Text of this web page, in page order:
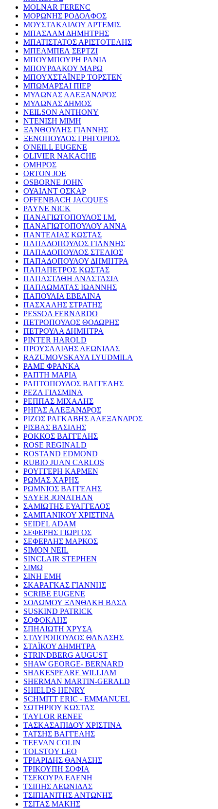
MOLNAR FERENC
ΜΟΡΩΝΗΣ ΡΟΔΟΛΦΟΣ
ΜΟΥΣΤΑΚΛΙΔΟΥ ΑΡΤΕΜΙΣ
ΜΠΑΣΛΑΜ ΔΗΜΗΤΡΗΣ
ΜΠΑΤΙΣΤΑΤΟΣ ΑΡΙΣΤΟΤΕΛΗΣ
ΜΠΕΛΜΠΕΛ ΣΕΡΤΖΙ
ΜΠΟΥΜΠΟΥΡΗ ΡΑΝΙΑ
ΜΠΟΥΡΔΑΚΟΥ ΜΑΡΩ
ΜΠΟΥΧΣΤΑΪΝΕΡ ΤΟΡΣΤΕΝ
ΜΠΩΜΑΡΣΑΙ ΠΙΕΡ
ΜΥΛΩΝΑΣ ΑΛΕΞΑΝΔΡΟΣ
ΜΥΛΩΝΑΣ ΔΗΜΟΣ
NEILSON ANTHONY
ΝΤΕΝΙΣΗ ΜΙΜΗ
ΞΑΝΘΟΥΛΗΣ ΓΙΑΝΝΗΣ
ΞΕΝΟΠΟΥΛΟΣ ΓΡΗΓΟΡΙΟΣ
O'NEILL EUGENE
OLIVIER NAKACHE
ΟΜΗΡΟΣ
ORTON JOE
OSBORNE JOHN
ΟΥΑΙΛΝΤ ΟΣΚΑΡ
OFFENBACH JACQUES
PAYNE NICK
ΠΑΝΑΓΙΩΤΟΠΟΥΛΟΣ Ι.Μ.
ΠΑΝΑΓΙΩΤΟΠΟΥΛΟΥ ΑΝΝΑ
ΠΑΝΤΕΛΙΑΣ ΚΩΣΤΑΣ
ΠΑΠΑΔΟΠΟΥΛΟΣ ΓΙΑΝΝΗΣ
ΠΑΠΑΔΟΠΟΥΛΟΣ ΣΤΕΛΙΟΣ
ΠΑΠΑΔΟΠΟΥΛΟΥ ΔΗΜΗΤΡΑ
ΠΑΠΑΠΕΤΡΟΣ ΚΩΣΤΑΣ
ΠΑΠΑΣΤΑΘΗ ΑΝΑΣΤΑΣΙΑ
ΠΑΠΛΩΜΑΤΑΣ ΙΩΑΝΝΗΣ
ΠΑΠΟΥΛΙΑ ΕΒΕΛΙΝΑ
ΠΑΣΧΑΛΗΣ ΣΤΡΑΤΗΣ
PESSOA FERNARDO
ΠΕΤΡΟΠΟΥΛΟΣ ΘΟΔΩΡΗΣ
ΠΕΤΡΟΥΛΑ ΔΗΜΗΤΡΑ
PINTER HAROLD
ΠΡΟΥΣΑΛΙΔΗΣ ΛΕΩΝΙΔΑΣ
RAZUMOVSKAYA LYUDMILA
ΡΑΜΕ ΦΡΑΝΚΑ
ΡΑΠΤΗ ΜΑΡΙΑ
ΡΑΠΤΟΠΟΥΛΟΣ ΒΑΓΓΕΛΗΣ
ΡΕΖΑ ΓΙΑΣΜΙΝΑ
ΡΕΠΠΑΣ ΜΙΧΑΛΗΣ
ΡΗΓΑΣ ΑΛΕΞΑΝΔΡΟΣ
ΡΙΖΟΣ ΡΑΓΚΑΒΗΣ ΑΛΕΞΑΝΔΡΟΣ
ΡΙΣΒΑΣ ΒΑΣΙΛΗΣ
ΡΟΚΚΟΣ ΒΑΓΓΕΛΗΣ
ROSE REGINALD
ROSTAND EDMOND
RUBIO JUAN CARLOS
ΡΟΥΓΓΕΡΗ ΚΑΡΜΕΝ
ΡΩΜΑΣ ΧΑΡΗΣ
ΡΩΜΝΙΟΣ ΒΑΓΓΕΛΗΣ
SAYER JONATHAN
ΣΑΜΙΩΤΗΣ ΕΥΑΓΓΕΛΟΣ
ΣΑΜΠΑΝΙΚΟΥ ΧΡΙΣΤΙΝΑ
SEIDEL ADAM
ΣΕΦΕΡΗΣ ΓΙΩΡΓΟΣ
ΣΕΦΕΡΛΗΣ ΜΑΡΚΟΣ
SIMON NEIL
SINCLAIR STEPHEN
ΣΙΜΩ
ΣΙΝΗ ΕΜΗ
ΣΚΑΡΑΓΚΑΣ ΓΙΑΝΝΗΣ
SCRIBE EUGENE
ΣΟΛΩΜΟΥ ΞΑΝΘΑΚΗ ΒΑΣΑ
SUSKIND PATRICK
ΣΟΦΟΚΛΗΣ
ΣΠΗΛΙΩΤΗ ΧΡΥΣΑ
ΣΤΑΥΡΟΠΟΥΛΟΣ ΘΑΝΑΣΗΣ
ΣΤΑΪΚΟΥ ΔΗΜΗΤΡΑ
STRINDBERG AUGUST
SHAW GEORGE- BERNARD
SHAKESPEARE WILLIAM
SHERMAN MARTIN-GERALD
SHIELDS HENRY
SCHMITT ERIC - EMMANUEL
ΣΩΤΗΡΙΟΥ ΚΩΣΤΑΣ
TAYLOR RENEE
ΤΑΣΚΑΣΑΠΙΔΟΥ ΧΡΙΣΤΙΝΑ
ΤΑΤΣΗΣ ΒΑΓΓΕΛΗΣ
TEEVAN COLIN
TOLSTOY LEO
ΤΡΙΑΡΙΔΗΣ ΘΑΝΑΣΗΣ
ΤΡΙΚΟΥΠΗ ΣΟΦΙΑ
ΤΣΕΚΟΥΡΑ ΕΛΕΝΗ
ΤΣΙΠΗΣ ΛΕΩΝΙΔΑΣ
ΤΣΙΠΙΑΝΙΤΗΣ ΑΝΤΩΝΗΣ
ΤΣΙΤΑΣ ΜΑΚΗΣ